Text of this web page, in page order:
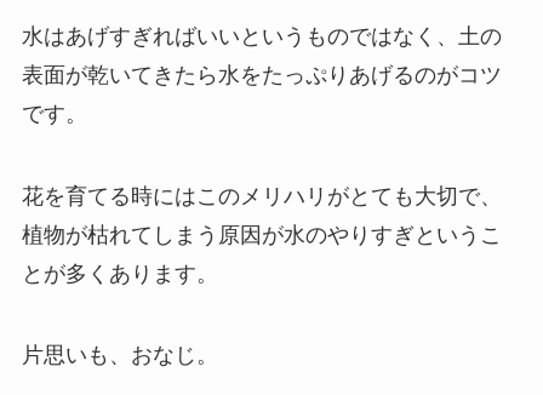
水はあげすぎればいいというものではなく、土の
表面が乾いてきたら水をたっぷりあげるのがコツ
です。
花を育てる時にはこのメリハリがとても大切で、
植物が枯れてしまう原因が水のやりすぎというこ
とが多くあります。
片思いも、おなじ。